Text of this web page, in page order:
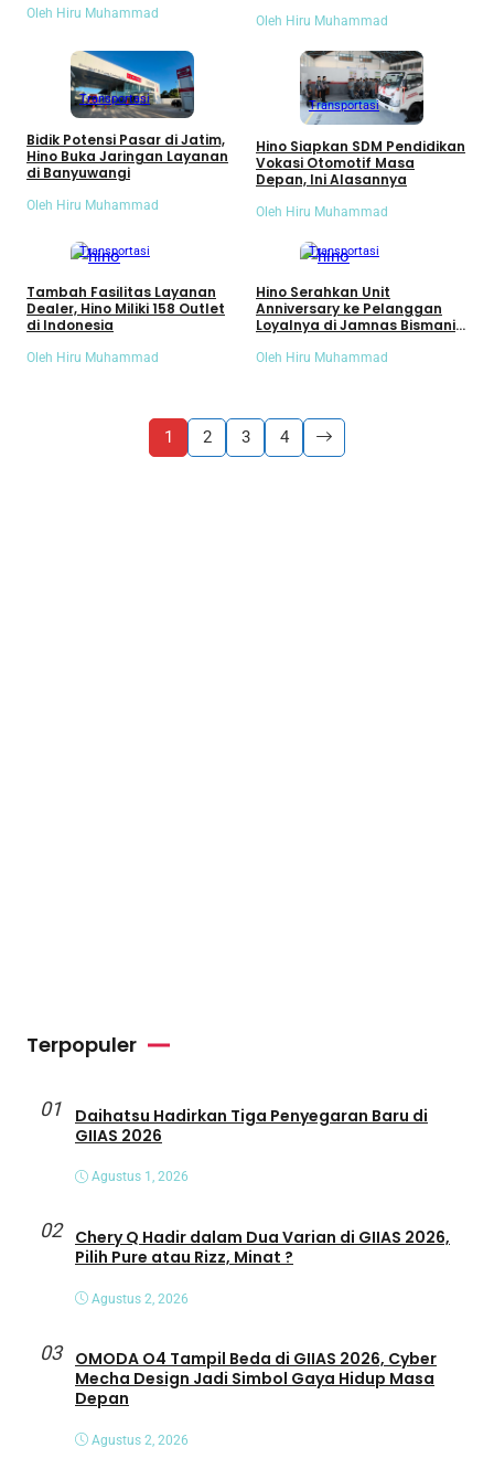
Oleh Hiru Muhammad
Oleh Hiru Muhammad
Transportasi
Bidik Potensi Pasar di Jatim,
Hino Buka Jaringan Layanan
di Banyuwangi
Oleh Hiru Muhammad
Transportasi
Hino Siapkan SDM Pendidikan
Vokasi Otomotif Masa
Depan, Ini Alasannya
Oleh Hiru Muhammad
Transportasi
Tambah Fasilitas Layanan
Dealer, Hino Miliki 158 Outlet
di Indonesia
Oleh Hiru Muhammad
Transportasi
Hino Serahkan Unit
Anniversary ke Pelanggan
Loyalnya di Jamnas Bismania
Oleh Hiru Muhammad
1 2 3 4
Terpopuler
01
Daihatsu Hadirkan Tiga Penyegaran Baru di
GIIAS 2026
Agustus 1, 2026
02
Chery Q Hadir dalam Dua Varian di GIIAS 2026,
Pilih Pure atau Rizz, Minat ?
Agustus 2, 2026
03
OMODA O4 Tampil Beda di GIIAS 2026, Cyber
Mecha Design Jadi Simbol Gaya Hidup Masa
Depan
Agustus 2, 2026